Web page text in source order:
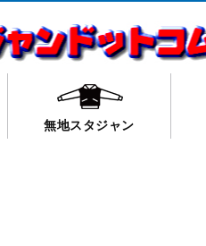
無地スタジャン